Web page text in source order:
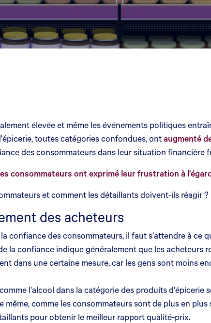
élevée et même les événements politiques
toutes catégories confondues, ontaugmenté
des consommateurs dans leur situation financière
consommateurs ont exprimé leur frustration à
et comment les détaillants doivent-ils réagir ?
des acheteurs
confiance des consommateurs, il faut s'attendre à ce
la confiance indique généralement que les acheteurs
dans une certaine mesure, car les gens sont moins
l'alcool dans la catégorie des produits d'épicerie
comme les consommateurs sont de plus en
pour obtenir le meilleur rapport qualité-prix.